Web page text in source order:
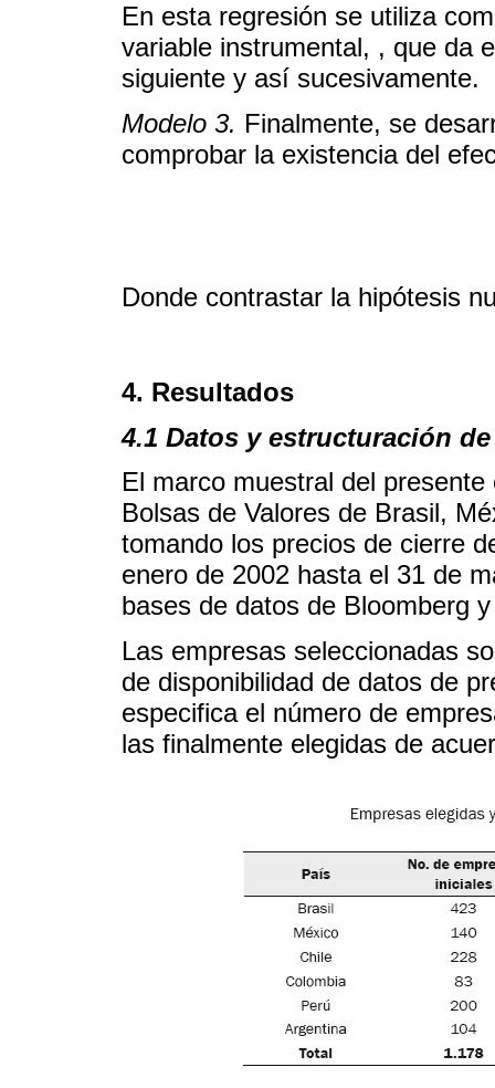
En esta regresión se utiliza
variable instrumental, , que da
siguiente y así sucesivamente.
Modelo 3. Finalmente, se
comprobar la existencia del
Donde contrastar la hipótesis
4. Resultados
4.1 Datos y estructuración
El marco muestral del
Bolsas de Valores de Brasil,
tomando los precios de cierre
enero de 2002 hasta el 31 de
bases de datos de Bloomberg
Las empresas seleccionadas
de disponibilidad de datos de
especifica el número de
las finalmente elegidas de